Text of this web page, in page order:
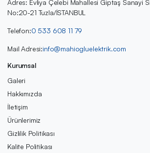
Adres: Evliya Çelebi Mahallesi Giptaş Sanayi
No:20-21 Tuzla/İSTANBUL
Telefon:0 533 608 11 79
Mail Adresi:info@mahiogluelektrik.com
Kurumsal
Galeri
Hakkımızda
İletişim
Ürünlerimiz
Gizlilik Politikası
Kalite Politikası